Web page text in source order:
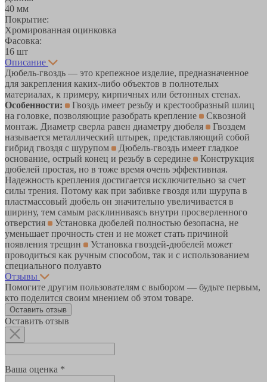
40 мм
Покрытие:
Хромированная оцинковка
Фасовка:
16 шт
Описание
Дюбель-гвоздь — это крепежное изделие, предназначенное
для закрепления каких-либо объектов в полнотелых
материалах, к примеру, кирпичных или бетонных стенах.
Особенности:
Гвоздь имеет резьбу и крестообразный шлиц
на головке, позволяющие разобрать крепление
Сквозной
монтаж. Диаметр сверла равен диаметру дюбеля
Гвоздем
называется металлический штырек, представляющий собой
гибрид гвоздя с шурупом
Дюбель-гвоздь имеет гладкое
основание, острый конец и резьбу в середине
Конструкция
дюбелей простая, но в тоже время очень эффективная.
Надежность крепления достигается исключительно за счет
силы трения. Потому как при забивке гвоздя или шурупа в
пластмассовый дюбель он значительно увеличивается в
ширину, тем самым расклиниваясь внутри просверленного
отверстия
Установка дюбелей полностью безопасна, не
уменьшает прочность стен и не может стать причиной
появления трещин
Установка гвоздей-дюбелей может
проводиться как ручным способом, так и с использованием
специального полуавто
Отзывы
Помогите другим пользователям с выбором — будьте первым,
кто поделится своим мнением об этом товаре.
Оставить отзыв
Оставить отзыв
Ваша оценка *